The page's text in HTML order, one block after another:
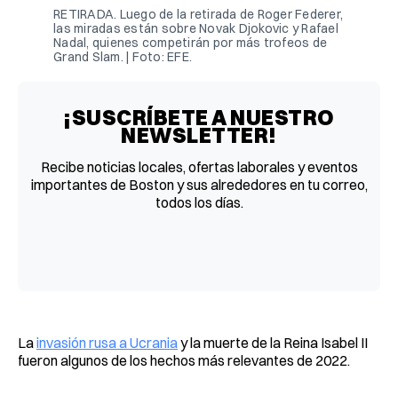
RETIRADA. Luego de la retirada de Roger Federer,
las miradas están sobre Novak Djokovic y Rafael
Nadal, quienes competirán por más trofeos de
Grand Slam. | Foto: EFE.
¡SUSCRÍBETE A NUESTRO
NEWSLETTER!
Recibe noticias locales, ofertas laborales y eventos
importantes de Boston y sus alrededores en tu correo,
todos los días.
Lainvasión rusa a Ucraniay la muerte de la Reina Isabel II
fueron algunos de los hechos más relevantes de 2022.